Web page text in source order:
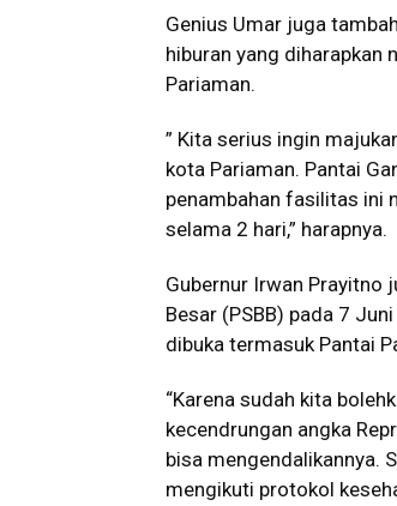
Genius Umar juga
hiburan yang diharapkan
Pariaman.
” Kita serius ingin
kota Pariaman. Pantai
penambahan fasilitas ini
selama 2 hari,” harapnya.
Gubernur Irwan Prayitno
Besar (PSBB) pada 7
dibuka termasuk Pantai
“Karena sudah kita
kecendrungan angka
bisa mengendalikannya.
mengikuti protokol